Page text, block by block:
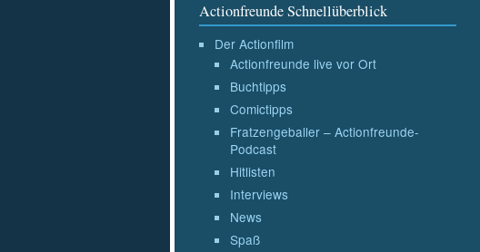
Actionfreunde Schnellüberblick
Der Actionfilm
Actionfreunde live vor Ort
Buchtipps
Comictipps
Fratzengeballer – Actionfreunde-
Podcast
Hitlisten
Interviews
News
Spaß